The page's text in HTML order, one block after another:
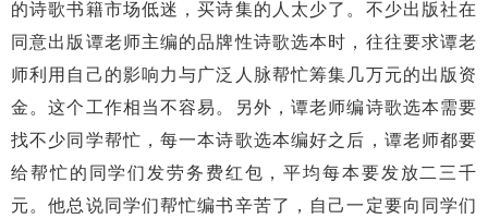
的诗歌书籍市场低迷，买诗集的人太少了。不少出版社在
同意出版谭老师主编的品牌性诗歌选本时，往往要求谭老
师利用自己的影响力与广泛人脉帮忙筹集几万元的出版资
金。这个工作相当不容易。另外，谭老师编诗歌选本需要
找不少同学帮忙，每一本诗歌选本编好之后，谭老师都要
给帮忙的同学们发劳务费红包，平均每本要发放二三千
元。他总说同学们帮忙编书辛苦了，自己一定要向同学们